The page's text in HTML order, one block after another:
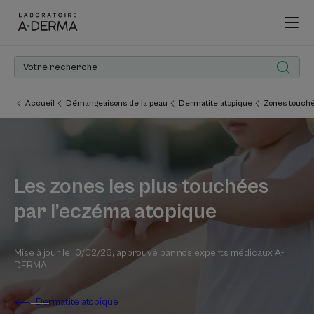
Accueil Démangeaisons de la peau Dermatite atopique Zones
Les zones les plus touchées
par l’eczéma atopique
Mise à jour le 10/02/26, approuvé par nos experts médicaux A-
DERMA.
Dermatite atopique